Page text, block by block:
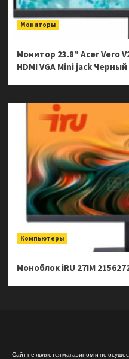
Мониторы
Монитор 23.8″ Acer Vero
HDMI VGA Mini jack Черный
Компьютеры
Моноблок iRU 27IM
Сайт не является магазином и не